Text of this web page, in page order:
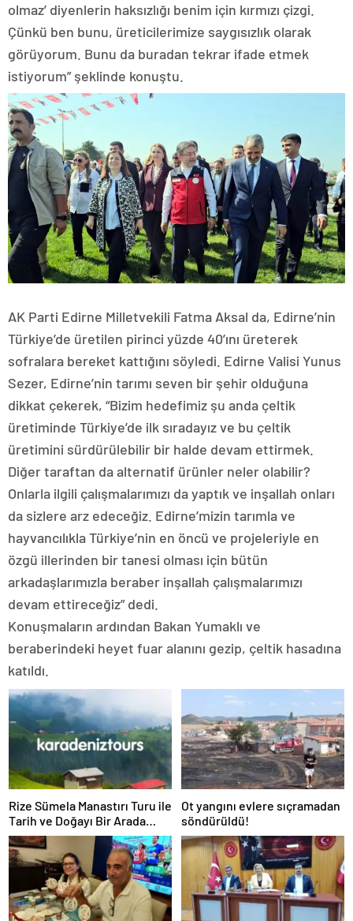
olmaz’ diyenlerin haksızlığı benim için kırmızı çizgi.
Çünkü ben bunu, üreticilerimize saygısızlık olarak
görüyorum. Bunu da buradan tekrar ifade etmek
istiyorum” şeklinde konuştu.
AK Parti Edirne Milletvekili Fatma Aksal da, Edirne’nin
Türkiye’de üretilen pirinci yüzde 40’ını üreterek
sofralara bereket kattığını söyledi. Edirne Valisi Yunus
Sezer, Edirne’nin tarımı seven bir şehir olduğuna
dikkat çekerek, “Bizim hedefimiz şu anda çeltik
üretiminde Türkiye’de ilk sıradayız ve bu çeltik
üretimini sürdürülebilir bir halde devam ettirmek.
Diğer taraftan da alternatif ürünler neler olabilir?
Onlarla ilgili çalışmalarımızı da yaptık ve inşallah onları
da sizlere arz edeceğiz. Edirne’mizin tarımla ve
hayvancılıkla Türkiye’nin en öncü ve projeleriyle en
özgü illerinden bir tanesi olması için bütün
arkadaşlarımızla beraber inşallah çalışmalarımızı
devam ettireceğiz” dedi.
Konuşmaların ardından Bakan Yumaklı ve
beraberindeki heyet fuar alanını gezip, çeltik hasadına
katıldı.
Rize Sümela Manastırı Turu ile
Tarih ve Doğayı Bir Arada
Keşfedin
Ot yangını evlere sıçramadan
söndürüldü!